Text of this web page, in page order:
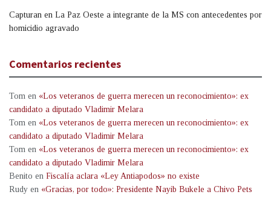
Capturan en La Paz Oeste a integrante de la MS con antecedentes por
homicidio agravado
Comentarios recientes
Tom en «Los veteranos de guerra merecen un reconocimiento»: ex
candidato a diputado Vladimir Melara
Tom en «Los veteranos de guerra merecen un reconocimiento»: ex
candidato a diputado Vladimir Melara
Tom en «Los veteranos de guerra merecen un reconocimiento»: ex
candidato a diputado Vladimir Melara
Benito en Fiscalía aclara «Ley Antiapodos» no existe
Rudy en «Gracias, por todo»: Presidente Nayib Bukele a Chivo Pets